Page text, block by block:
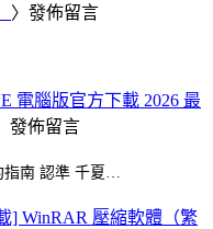
〉發佈留言
電腦版官方下載 2026 最
發佈留言
南 認準 千夏…
] WinRAR 壓縮軟體（繁